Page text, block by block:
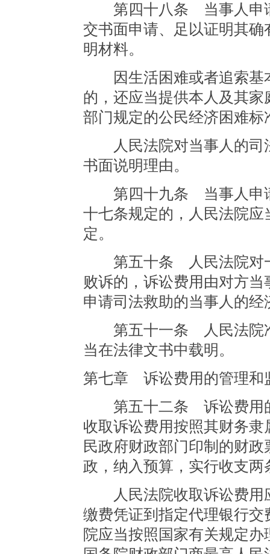
第四十八条 当事人申请
交书面申请、足以证明其
明材料。
因生活困难或者追索基
的，还应当提供本人及其
部门规定的公民经济困难标
人民法院对当事人的司
书面说明理由。
第四十九条 当事人申请
十七条规定的，人民法院
定。
第五十条 人民法院对一
败诉的，诉讼费用由对方
申请司法救助的当事人的
第五十一条 人民法院准
当在法律文书中载明。
第七章 诉讼费用的管理和
第五十二条 诉讼费用的
收取诉讼费用按照其财务
民政府财政部门印制的财
政，纳入预算，实行收支两
人民法院收取诉讼费用
缴费凭证到指定代理银行
院应当按照国家有关规定